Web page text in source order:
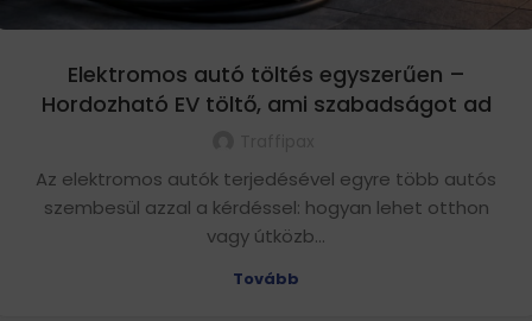
Elektromos autó töltés egyszerűen –
Hordozható EV töltő, ami szabadságot ad
Az elektromos autók terjedésével egyre több autós
szembesül azzal a kérdéssel: hogyan lehet otthon
vagy útközb...
Tovább